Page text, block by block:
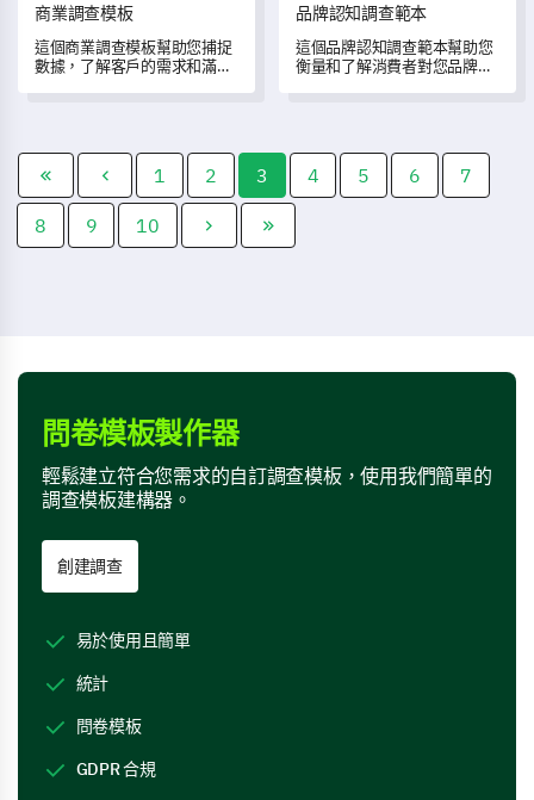
商業調查模板
這個商業調查模板幫助您捕捉
數據，了解客戶的需求和滿意
品牌認知調查範本
這個品牌認知調查範本幫助您
衡量和了解消費者對您品牌的
1 2 3 4 5 6 7
8 9 10
問卷模板製作器
輕鬆建立符合您需求的自訂調查模板，使用我們簡單的
調查模板建構器。
創建調查
易於使用且簡單
統計
問卷模板
GDPR 合規